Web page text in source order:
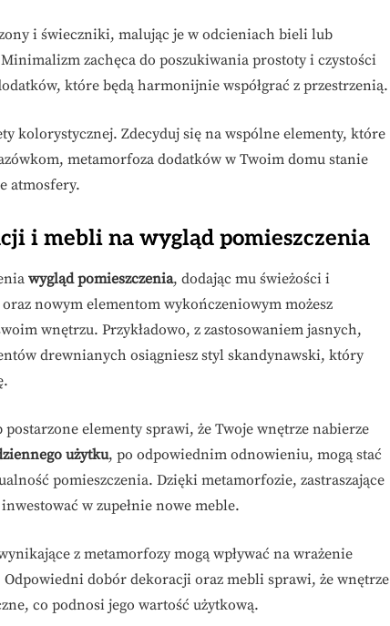
i świeczniki, malując je w odcieniach bieli lub
zachęca do poszukiwania prostoty i czystości
które będą harmonijnie współgrać z przestrzenią.
kolorystycznej. Zdecyduj się na wspólne elementy, które
metamorfoza dodatków w Twoim domu stanie
atmosfery.
i mebli na wygląd pomieszczenia
wygląd pomieszczenia, dodając mu świeżości i
nowym elementom wykończeniowym możesz
wnętrzu. Przykładowo, z zastosowaniem jasnych,
drewnianych osiągniesz styl skandynawski, który
elementy sprawi, że Twoje wnętrze nabierze
użytku, po odpowiednim odnowieniu, mogą stać
pomieszczenia. Dzięki metamorfozie, zastraszające
w zupełnie nowe meble.
z metamorfozy mogą wpływać na wrażenie
dobór dekoracji oraz mebli sprawi, że wnętrze
co podnosi jego wartość użytkową.